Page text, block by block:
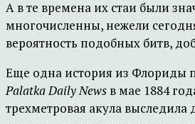
А в те времена их стаи были
многочисленны, нежели
вероятность подобных битв,
Еще одна история из Флориды
Palatka Daily News в мае 1884
трехметровая акула выследила